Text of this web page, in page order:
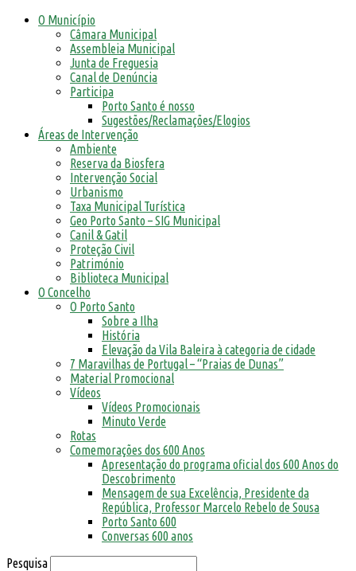
O Município
Câmara Municipal
Assembleia Municipal
Junta de Freguesia
Canal de Denúncia
Participa
Porto Santo é nosso
Sugestões/Reclamações/Elogios
Áreas de Intervenção
Ambiente
Reserva da Biosfera
Intervenção Social
Urbanismo
Taxa Municipal Turística
Geo Porto Santo – SIG Municipal
Canil & Gatil
Proteção Civil
Património
Biblioteca Municipal
O Concelho
O Porto Santo
Sobre a Ilha
História
Elevação da Vila Baleira à categoria de cidade
7 Maravilhas de Portugal – “Praias de Dunas”
Material Promocional
Vídeos
Vídeos Promocionais
Minuto Verde
Rotas
Comemorações dos 600 Anos
Apresentação do programa oficial dos 600 Anos do
Descobrimento
Mensagem de sua Excelência, Presidente da
República, Professor Marcelo Rebelo de Sousa
Porto Santo 600
Conversas 600 anos
Pesquisa